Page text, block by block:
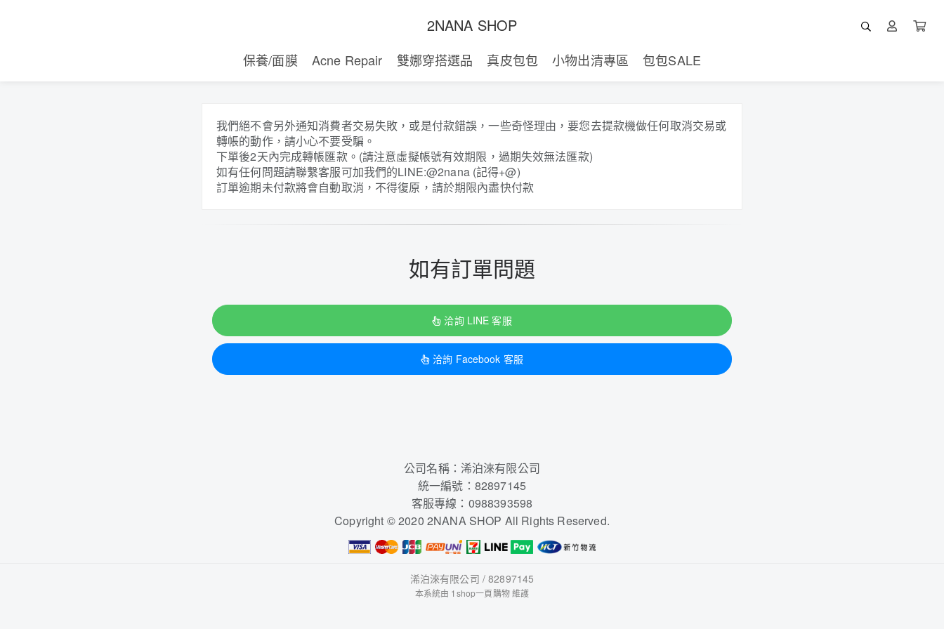
2NANA SHOP
保養/面膜 Acne Repair 雙娜穿搭選品 真皮包包 小物出清專區 包包SALE
我們絕不會另外通知消費者交易失敗，或是付款錯誤，一些奇怪理由，要您去提款機做任何取消交易或
轉帳的動作，請小心不要受騙。
下單後2天內完成轉帳匯款。(請注意虛擬帳號有效期限，過期失效無法匯款)
如有任何問題請聯繫客服可加我們的LINE:@2nana (記得+@)
訂單逾期未付款將會自動取消，不得復原，請於期限內盡快付款
如有訂單問題
洽詢 LINE 客服
洽詢 Facebook 客服
公司名稱：浠泊淶有限公司
統一編號：82897145
客服專線：0988393598
Copyright © 2020 2NANA SHOP All Rights Reserved.
浠泊淶有限公司 / 82897145
本系統由 1shop一頁購物維護